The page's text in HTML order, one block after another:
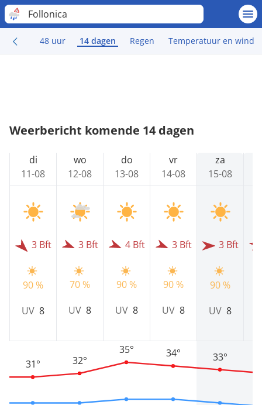
Follonica
48 uur 14 dagen Regen Temperatuur en wind
Weerbericht komende 14 dagen
di
11-08
3 Bft
90 %
UV 8
31°
wo
12-08
3 Bft
70 %
UV 8
32°
do
13-08
4 Bft
90 %
UV 8
35°
vr
14-08
3 Bft
90 %
UV 8
34°
za
15-08
3 Bft
90 %
UV 8
33°